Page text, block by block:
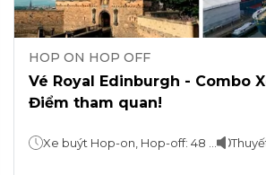
HOP ON HOP OFF
Vé Royal Edinburgh - Combo
Điểm tham quan!